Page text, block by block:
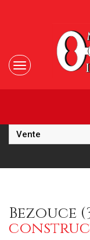
Vente
bezouce